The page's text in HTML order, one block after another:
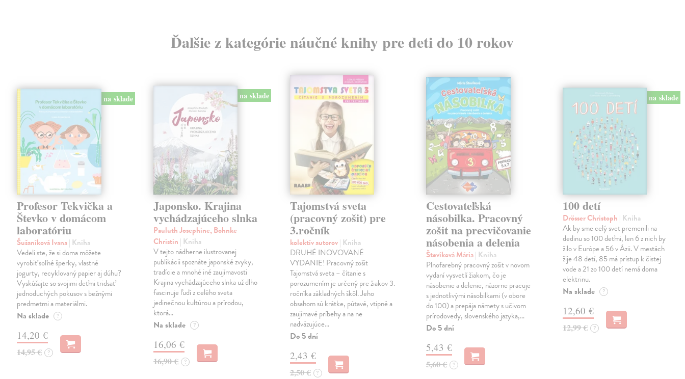
Ďalšie z kategórie náučné knihy pre deti do 10 rokov
na sklade
Profesor Tekvička a
Števko v domácom
laboratóriu
Šušaníková Ivana| Kniha
Vedeli ste, že si doma môžete
vyrobiť soľné šperky, vlastné
jogurty, recyklovaný papier aj dúhu?
Vyskúšajte so svojimi deťmi tridsať
jednoduchých pokusov s bežnými
predmetmi a materiálmi.
Na sklade ?
14,20 €
14,95 € ?
na sklade
Japonsko. Krajina
vychádzajúceho slnka
Pauluth Josephine, Bohnke
Christin | Kniha
V tejto nádherne ilustrovanej
publikácii spoznáte japonské zvyky,
tradície a mnohé iné zaujímavosti
Krajina vychádzajúceho slnka už dlho
fascinuje ľudí z celého sveta
jedinečnou kultúrou a prírodou,
ktorá…
Na sklade ?
16,06 €
16,90 € ?
Tajomstvá sveta
(pracovný zošit) pre
3.ročník
kolektív autorov| Kniha
DRUHÉ INOVOVANÉ
VYDANIE! Pracovný zošit
Tajomstvá sveta – čítanie s
porozumením je určený pre žiakov 3.
ročníka základných škôl. Jeho
obsahom sú krátke, pútavé, vtipné a
zaujímavé príbehy a na ne
nadväzujúce…
Do 5 dní
2,43 €
2,50 € ?
Cestovateľská
násobilka. Pracovný
zošit na precvičovanie
násobenia a delenia
Števíková Mária| Kniha
Plnofarebný pracovný zošit v novom
vydaní vysvetlí žiakom, čo je
násobenie a delenie, názorne pracuje
s jednotlivými násobilkami (v obore
do 100) a prepája námety s učivom
prírodovedy, slovenského jazyka,…
Do 5 dní
5,43 €
5,60 € ?
na sklade
100 detí
Drösser Christoph | Kniha
Ak by sme celý svet premenili na
dedinu so 100 deťmi, len 6 z nich by
žilo v Európe a 56 v Ázii. V mestách
žije 48 detí, 85 má prístup k čistej
vode a 21 zo 100 detí nemá doma
elektrinu.
Na sklade ?
12,60 €
12,99 € ?